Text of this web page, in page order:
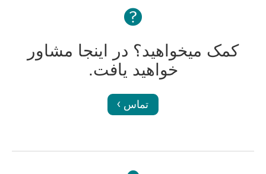
کمک میخواهید؟ در اینجا مشاور
خواهید یافت.
تماس